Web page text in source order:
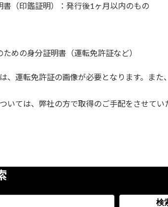
書（印鑑証明）：発行後1ヶ月以内のもの
ための身分証明書（運転免許証など）
、運転免許証の画像が必要となります。また
いては、弊社の方で取得のご手配をさせてい
検